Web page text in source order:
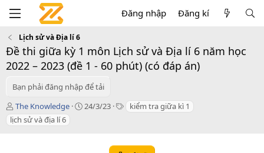
Đăng nhập Đăng kí
Lịch sử và Địa lí 6
Đề thi giữa kỳ 1 môn Lịch sử và Địa lí 6 năm học
2022 – 2023 (đề 1 - 60 phút) (có đáp án)
Bạn phải đăng nhập để tải
T
á
c
The Knowledge
C
24/3/23
T kiểm tra giữa kì 1
lịch sử và địa lí 6